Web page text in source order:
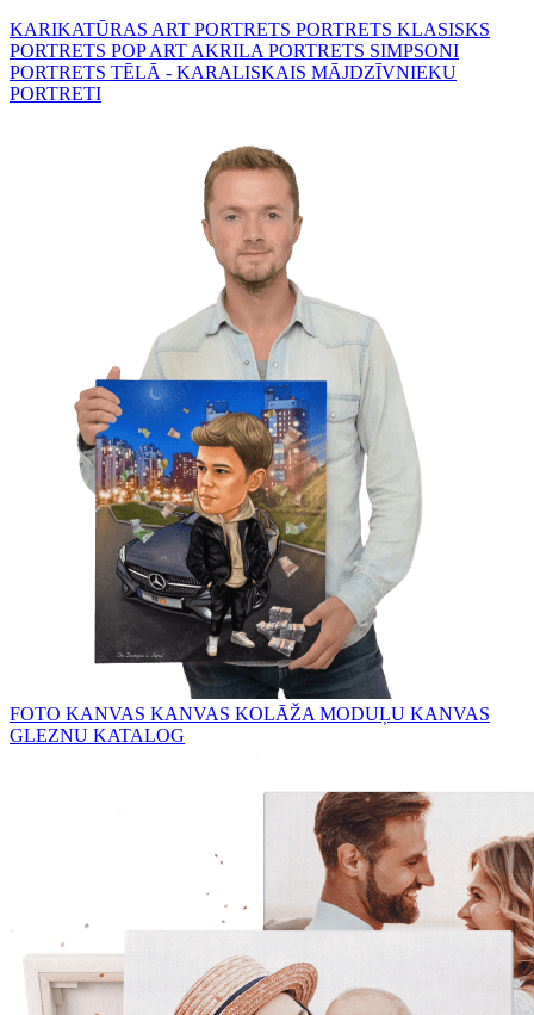
KARIKATŪRAS ART PORTRETS PORTRETS KLASISKS
PORTRETS POP ART AKRILA PORTRETS SIMPSONI
PORTRETS TĒLĀ - KARALISKAIS MĀJDZĪVNIEKU
PORTRETI
FOTO KANVAS KANVAS KOLĀŽA MODUĻU KANVAS
GLEZNU KATALOG